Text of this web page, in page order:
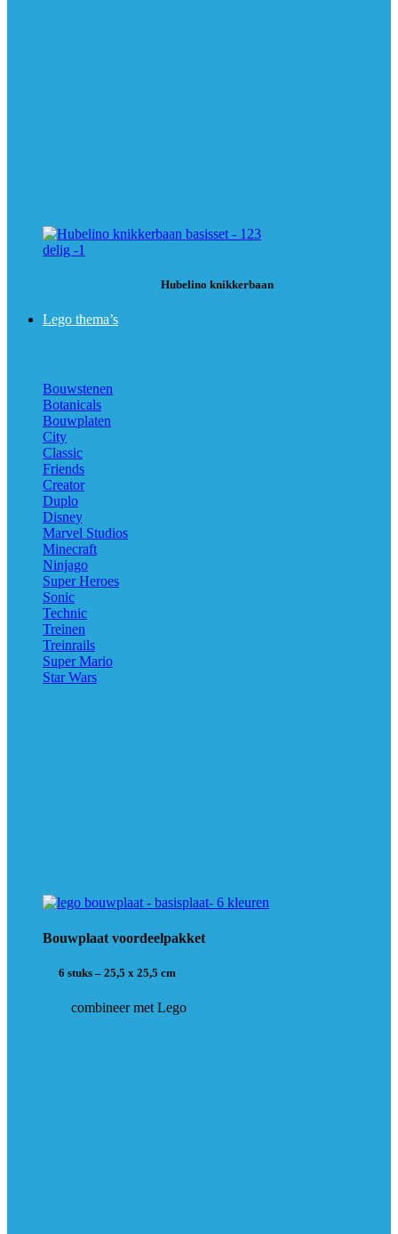
Hubelino knikkerbaan
Lego thema’s
Bouwstenen
Botanicals
Bouwplaten
City
Classic
Friends
Creator
Duplo
Disney
Marvel Studios
Minecraft
Ninjago
Super Heroes
Sonic
Technic
Treinen
Treinrails
Super Mario
Star Wars
Bouwplaat voordeelpakket
6 stuks – 25,5 x 25,5 cm
combineer met Lego